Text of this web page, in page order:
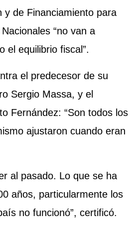
y de Financiamiento para
“no van a
el equilibrio fiscal”.
el predecesor de su
Sergio Massa, y el
Fernández: “Son todos los
ajustaron cuando eran
al pasado. Lo que se ha
años, particularmente los
no funcionó”, certificó.